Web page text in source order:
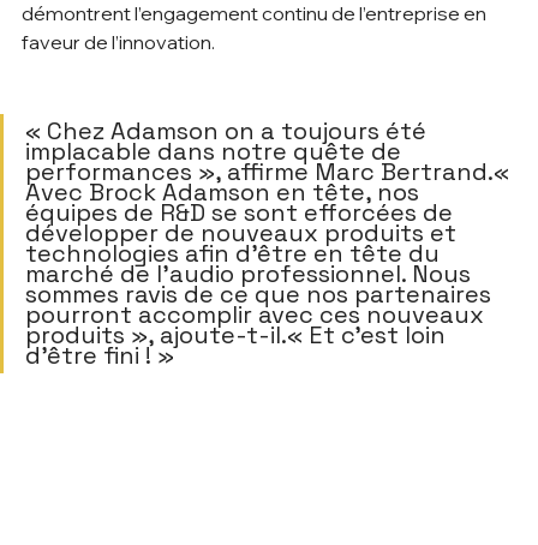
démontrent l’engagement continu de l’entreprise en
faveur de l’innovation.
« Chez Adamson on a toujours été
implacable dans notre quête de
performances », affirme Marc Bertrand.«
Avec Brock Adamson en tête, nos
équipes de R&D se sont efforcées de
développer de nouveaux produits et
technologies afin d'être en tête du
marché de l'audio professionnel. Nous
sommes ravis de ce que nos partenaires
pourront accomplir avec ces nouveaux
produits », ajoute-t-il.« Et c'est loin
d'être fini ! »